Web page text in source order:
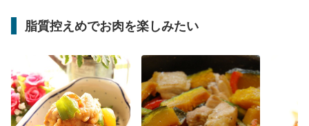
脂質控えめでお肉を楽しみたい